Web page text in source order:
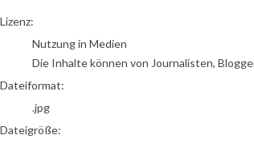
go to media item
Lizenz:
Nutzung in Medien
Die Inhalte können von Journalisten,
Dateiformat:
.jpg
Dateigröße: